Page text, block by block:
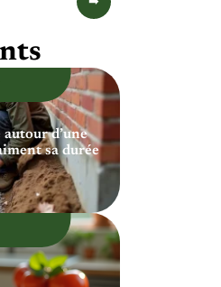
d’une
sa durée